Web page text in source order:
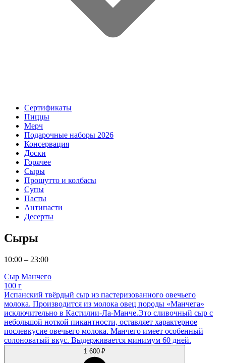
Сертификаты
Пиццы
Мерч
Подарочные наборы 2026
Консервация
Доски
Горячее
Сыры
Прошутто и колбасы
Супы
Пасты
Антипасти
Десерты
Сыры
10:00 – 23:00
Сыр Манчего
100 г
Испанский твёрдый сыр из пастеризованного овечьего
молока. Производится из молока овец породы «Манчега»
исключительно в Кастилии-Ла-Манче.Это сливочный сыр с
небольшой ноткой пикантности, оставляет характерное
послевкусие овечьего молока. Манчего имеет особенный
солоноватый вкус. Выдерживается минимум 60 дней.
1 600 ₽